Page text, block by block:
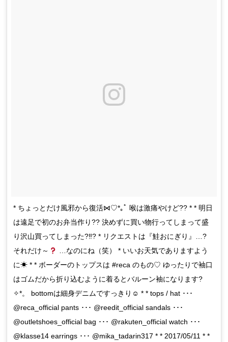
* ちょっとだけ風邪から復活⋈♡*｡ﾟ 喉は激痛やけど?? * * 明日
は遠足で初のお弁当作り?? 決めずに買い物行ってしまって盛
り沢山買ってしまった?‼? * リクエストは『鮭おにぎり』…?
それだけ～
…なのにね（笑） * いいお天気でありますよう
に☀ * * ボーダーのトップスは #reca のもの♡ ゆったりで袖口
はゴムだから折り込むように着るとバルーン袖になります?
✧*。 bottomは細身デニムですっきり☺︎︎ * * tops / hat ･･･
@reca_official pants ･･･ @reedit_official sandals ･･･
@outletshoes_official bag ･･･ @rakuten_official watch ･･･
@klasse14 earrings ･･･ @mika_tadarin317 * * 2017/05/11 * *